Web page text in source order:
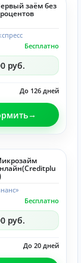
заём без
Бесплатно
руб.
До 126 дней
Бесплатно
руб.
До 20 дней